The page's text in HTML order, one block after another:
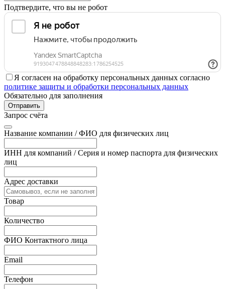
Подтвердите, что вы не робот
Я согласен на обработку персональных данных согласно
политике защиты и обработки персональных данных
Обязательно для заполнения
Отправить
Запрос счёта
Название компании / ФИО для физических лиц
ИНН для компаний / Серия и номер паспорта для физических
лиц
Адрес доставки
Товар
Количество
ФИО Контактного лица
Email
Телефон